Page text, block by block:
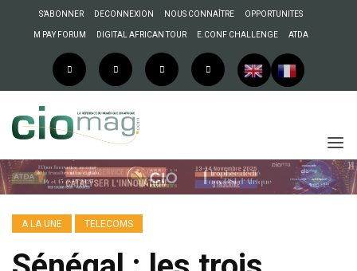
S’ABONNER DECONNEXION NOUS CONNAÎTRE OPPORTUNITES
M PAY FORUM DIGITAL AFRICAN TOUR E.CONF CHALLENGE ATDA
A LA UNE TELECOMS